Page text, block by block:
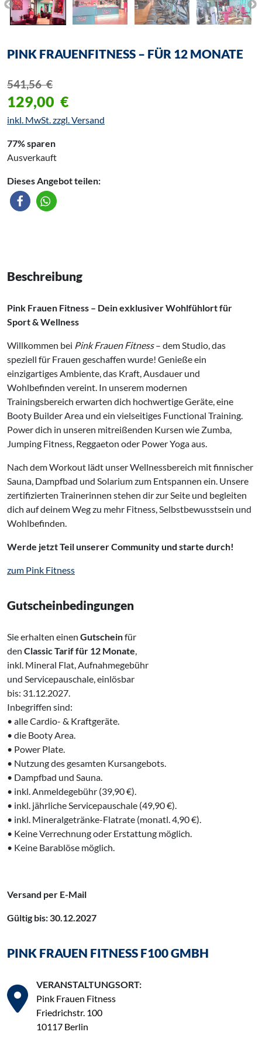
PINK FRAUENFITNESS – FÜR 12 MONATE
541,56€
129,00 €
inkl. MwSt. zzgl. Versand
77% sparen
Ausverkauft
Dieses Angebot teilen:
Beschreibung
Pink Frauen Fitness – Dein exklusiver Wohlfühlort für
Sport & Wellness
Willkommen bei Pink Frauen Fitness– dem Studio, das
speziell für Frauen geschaffen wurde! Genieße ein
einzigartiges Ambiente, das Kraft, Ausdauer und
Wohlbefinden vereint. In unserem modernen
Trainingsbereich erwarten dich hochwertige Geräte, eine
Booty Builder Area und ein vielseitiges Functional Training.
Power dich in unseren mitreißenden Kursen wie Zumba,
Jumping Fitness, Reggaeton oder Power Yoga aus.
Nach dem Workout lädt unser Wellnessbereich mit finnischer
Sauna, Dampfbad und Solarium zum Entspannen ein. Unsere
zertifizierten Trainerinnen stehen dir zur Seite und begleiten
dich auf deinem Weg zu mehr Fitness, Selbstbewusstsein und
Wohlbefinden.
Werde jetzt Teil unserer Community und starte durch!
zum Pink Fitness
Gutscheinbedingungen
Sie erhalten einen Gutscheinfür
den Classic Tarif für 12 Monate
inkl. Mineral Flat, Aufnahmegebühr
und Servicepauschale, einlösbar
bis: 31.12.2027.
Inbegriffen sind:
• alle Cardio- & Kraftgeräte.
• die Booty Area.
• Power Plate.
• Nutzung des gesamten Kursangebots.
• Dampfbad und Sauna.
• inkl. Anmeldegebühr (39,90 €).
• inkl. jährliche Servicepauschale (49,90 €).
• inkl. Mineralgetränke-Flatrate (monatl. 4,90 €).
• Keine Verrechnung oder Erstattung möglich.
• Keine Barablöse möglich.
Versand per E-Mail
Gültig bis: 30.12.2027
PINK FRAUEN FITNESS F100 GMBH
VERANSTALTUNGSORT:
Pink Frauen Fitness
Friedrichstr. 100
10117 Berlin